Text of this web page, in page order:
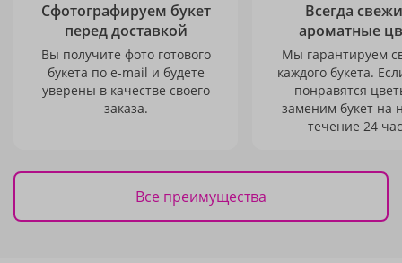
Сфотографируем букет
перед доставкой
Вы получите фото готового
букета по e-mail и будете
уверены в качестве своего
заказа.
Всегда
ароматные
Мы гарантируем
каждого букета.
понравятся
заменим букет на
течение 24
Все преимущества